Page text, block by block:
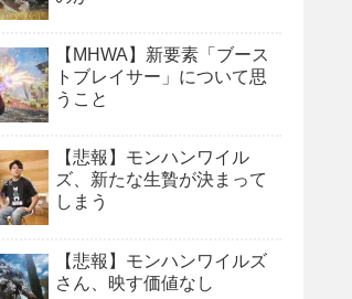
【MHWA】新要素「ブース
トブレイサー」について思
うこと
【悲報】モンハンワイル
ズ、新たな生贄が決まって
しまう
【悲報】モンハンワイルズ
さん、映す価値なし